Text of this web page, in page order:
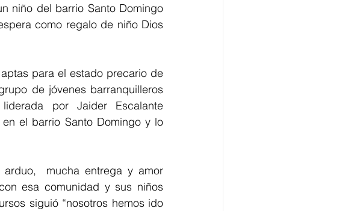
niño del barrio Santo Domingo
como regalo de niño Dios
para el estado precario de
de jóvenes barranquilleros
por Jaider Escalante
el barrio Santo Domingo y lo
mucha entrega y amor
esa comunidad y sus niños
siguió “nosotros hemos ido